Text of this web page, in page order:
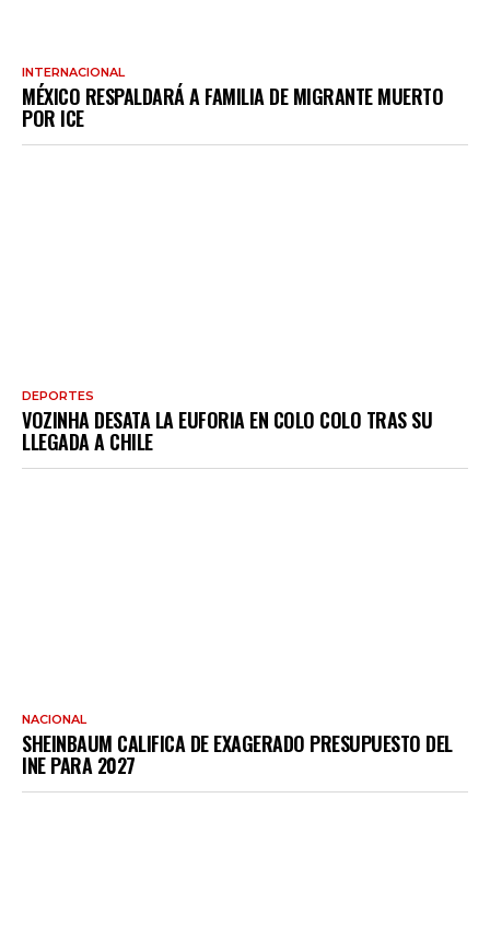
INTERNACIONAL
MÉXICO RESPALDARÁ A FAMILIA DE MIGRANTE MUERTO
POR ICE
DEPORTES
VOZINHA DESATA LA EUFORIA EN COLO COLO TRAS SU
LLEGADA A CHILE
NACIONAL
SHEINBAUM CALIFICA DE EXAGERADO PRESUPUESTO DEL
INE PARA 2027